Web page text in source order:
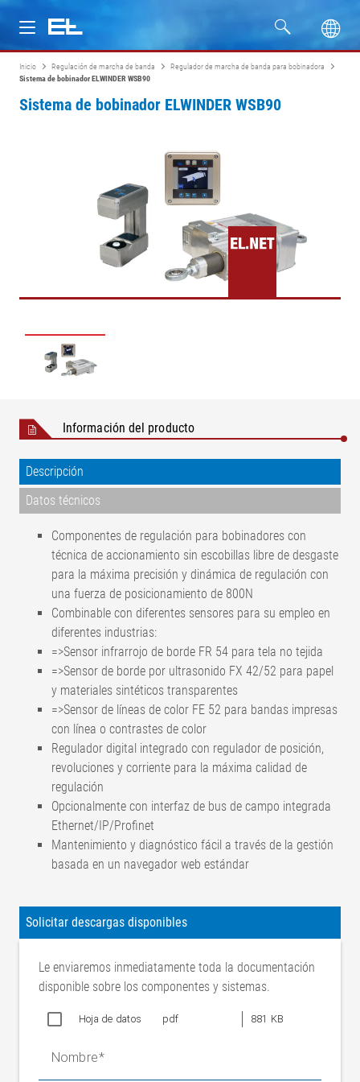
Productos
Inicio Regulación de marcha de banda
Regulador de marcha de banda para bobinadora
Sistema de bobinador ELWINDER WSB90
Sistema de bobinador ELWINDER WSB90
Información del producto
Descripción
Datos técnicos
Componentes de regulación para bobinadores con
técnica de accionamiento sin escobillas libre de desgaste
para la máxima precisión y dinámica de regulación con
una fuerza de posicionamiento de 800N
Combinable con diferentes sensores para su empleo en
diferentes industrias:
=>Sensor infrarrojo de borde FR 54 para tela no tejida
=>Sensor de borde por ultrasonido FX 42/52 para papel
y materiales sintéticos transparentes
=>Sensor de líneas de color FE 52 para bandas impresas
con línea o contrastes de color
Regulador digital integrado con regulador de posición,
revoluciones y corriente para la máxima calidad de
regulación
Opcionalmente con interfaz de bus de campo integrada
Ethernet/IP/Profinet
Mantenimiento y diagnóstico fácil a través de la gestión
basada en un navegador web estándar
regulación
material)
Frecuencia de error
Máx. 2 Hz
Recorrido de ajuste
nominal
±25/50/75/100 mm
nominal
Solicitar descargas disponibles
Le enviaremos inmediatamente toda la documentación
disponible sobre los componentes y sistemas.
Hoja de datos pdf 881 KB
Nombre